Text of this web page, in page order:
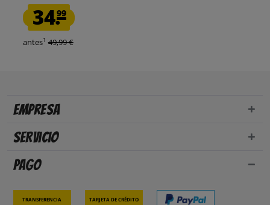
34.99
antes1 49,99 €
Empresa
Servicio
Pago
Transferencia Tarjeta de crédito